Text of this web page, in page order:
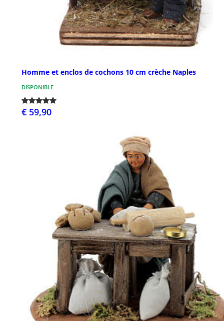
Homme et enclos de cochons 10 cm crèche Naples
DISPONIBLE
€ 59,90